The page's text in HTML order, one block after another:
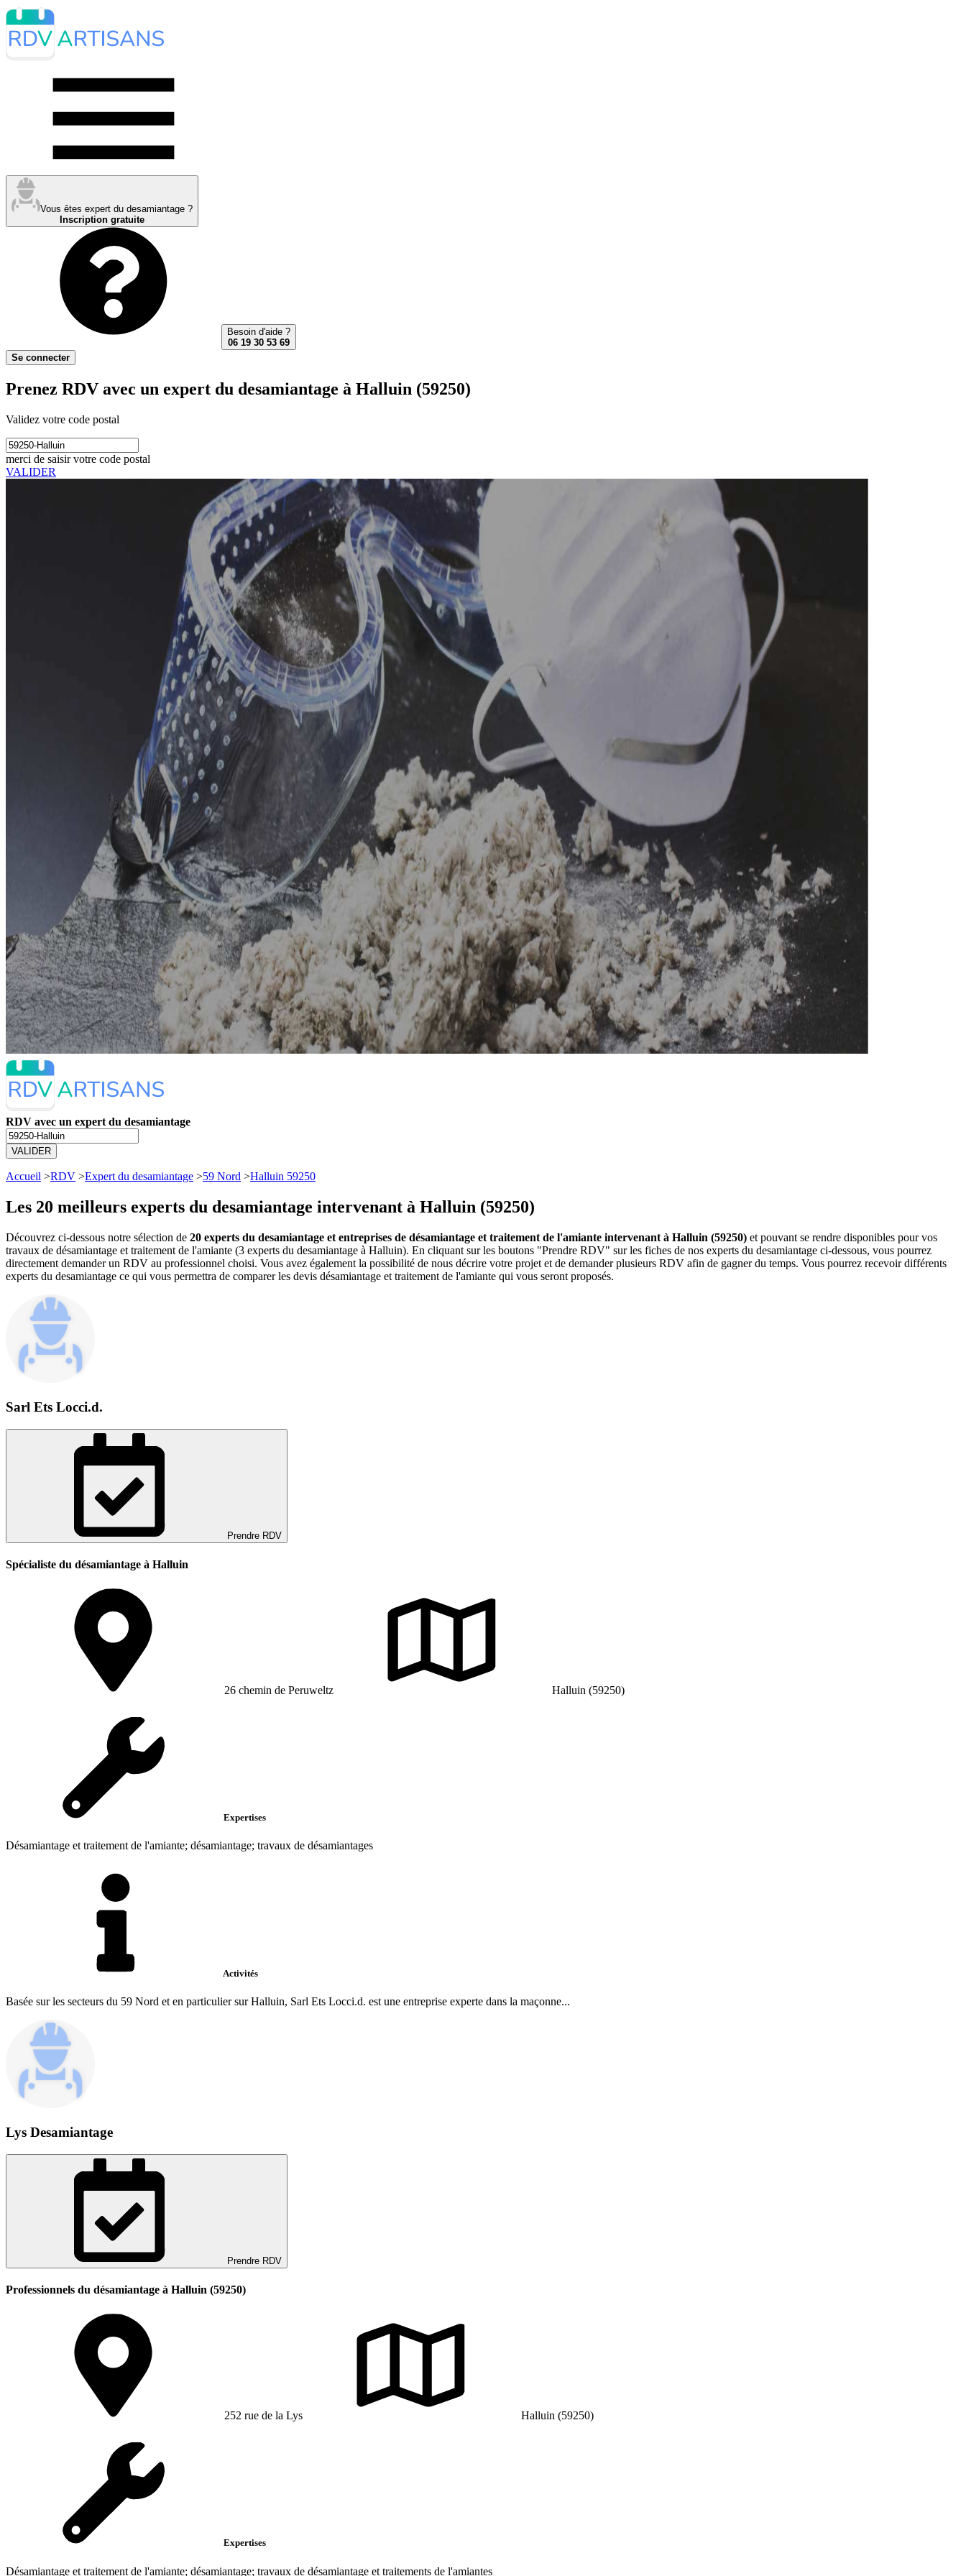
Vous êtes expert du desamiantage ?
Inscription gratuite
Besoin d'aide ?
06 19 30 53 69
Se connecter
Prenez RDV avec un expert du desamiantage à Halluin (59250)
Validez votre code postal
merci de saisir votre code postal
VALIDER
RDV avec un expert du desamiantage
VALIDER
Accueil >RDV >Expert du desamiantage >59 Nord >Halluin 59250
Les 20 meilleurs experts du desamiantage intervenant à Halluin (59250)
Découvrez ci-dessous notre sélection de 20 experts du desamiantage et entreprises de désamiantage et traitement de l'amiante intervenant à Halluin (59250) et pouvant se rendre disponibles pour vos
travaux de désamiantage et traitement de l'amiante (3 experts du desamiantage à Halluin). En cliquant sur les boutons "Prendre RDV" sur les fiches de nos experts du desamiantage ci-dessous, vous pourrez
directement demander un RDV au professionnel choisi. Vous avez également la possibilité de nous décrire votre projet et de demander plusieurs RDV afin de gagner du temps. Vous pourrez recevoir différents
experts du desamiantage ce qui vous permettra de comparer les devis désamiantage et traitement de l'amiante qui vous seront proposés.
Sarl Ets Locci.d.
Prendre RDV
Spécialiste du désamiantage à Halluin
26 chemin de Peruweltz Halluin (59250)
Expertises
Désamiantage et traitement de l'amiante; désamiantage; travaux de désamiantages
Activités
Basée sur les secteurs du 59 Nord et en particulier sur Halluin, Sarl Ets Locci.d. est une entreprise experte dans la maçonne...
Lys Desamiantage
Prendre RDV
Professionnels du désamiantage à Halluin (59250)
252 rue de la Lys Halluin (59250)
Expertises
Désamiantage et traitement de l'amiante; désamiantage; travaux de désamiantage et traitements de l'amiantes